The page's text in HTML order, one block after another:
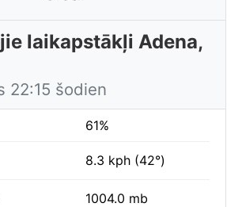
laikapstākļi Adena,
22:15 šodien
61%
8.3 kph (42°)
1004.0 mb